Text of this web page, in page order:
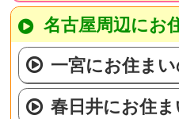
名古屋周辺にお
一宮にお住ま
春日井にお住